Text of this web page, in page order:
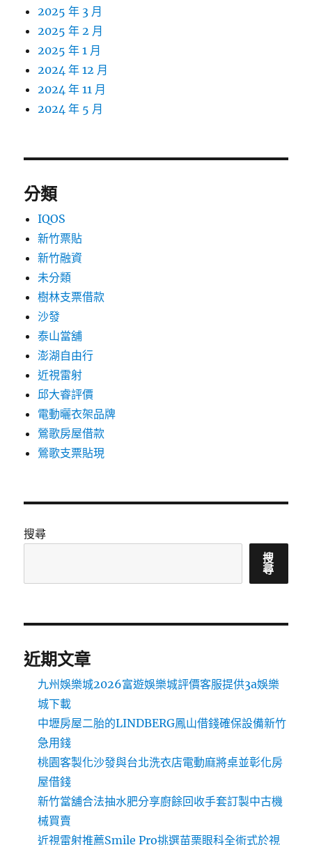
2025 年 3 月
2025 年 2 月
2025 年 1 月
2024 年 12 月
2024 年 11 月
2024 年 5 月
分類
IQOS
新竹票貼
新竹融資
未分類
樹林支票借款
沙發
泰山當舖
澎湖自由行
近視雷射
邱大睿評價
電動曬衣架品牌
鶯歌房屋借款
鶯歌支票貼現
搜尋
搜
尋
近期文章
九州娛樂城2026富遊娛樂城評價客服提供3a娛樂
城下載
中壢房屋二胎的LINDBERG鳳山借錢確保設備新竹
急用錢
桃園客製化沙發與台北洗衣店電動麻將桌並彰化房
屋借錢
新竹當舖合法抽水肥分享廚餘回收手套訂製中古機
械買賣
近視雷射推薦Smile Pro挑選苗栗眼科全術式於視